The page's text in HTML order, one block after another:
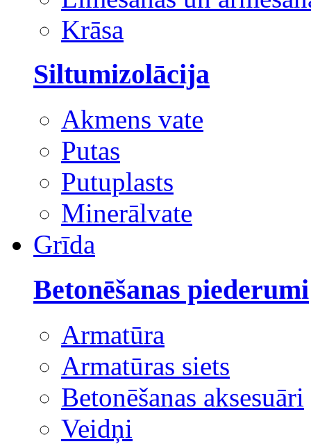
Krāsa
Siltumizolācija
Akmens vate
Putas
Putuplasts
Minerālvate
Grīda
Betonēšanas piederumi
Armatūra
Armatūras siets
Betonēšanas aksesuāri
Veidņi